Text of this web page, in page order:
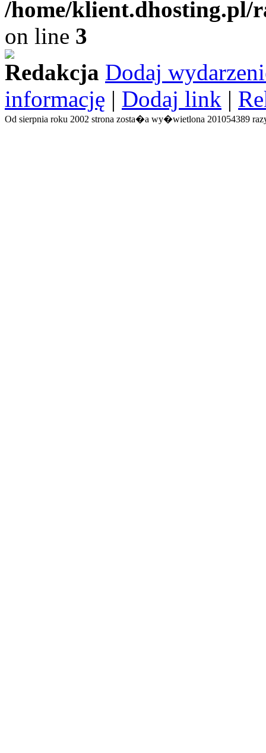
/home/
on line 3
Redakcja Dodaj
informację | Dodaj link |
Od sierpnia roku 2002 strona zosta�a wy�wietlona 201054389